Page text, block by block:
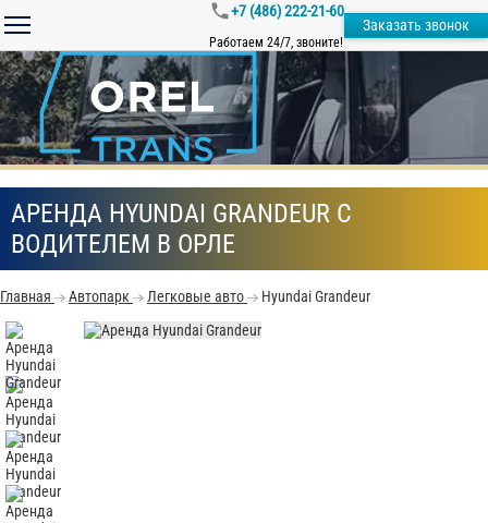
+7 (486) 222-21-60
Работаем 24/7, звоните!
Заказать звонок
АРЕНДА HYUNDAI GRANDEUR С
ВОДИТЕЛЕМ В ОРЛЕ
Главная Автопарк Легковые авто Hyundai Grandeur